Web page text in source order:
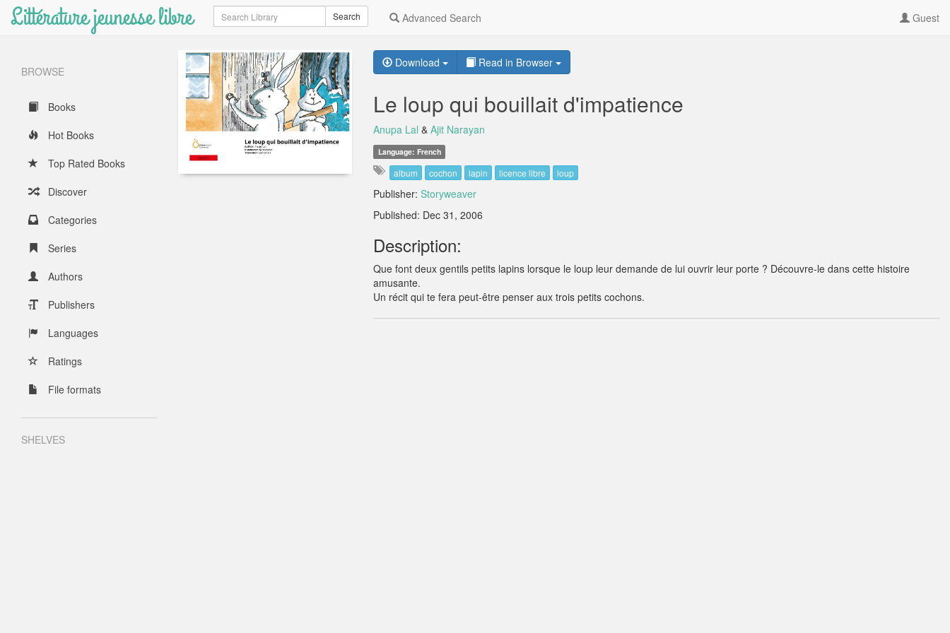
Littérature jeunesse libre Search Search Advanced Search Guest
BROWSE
Books
Hot Books
Top Rated Books
Discover
Categories
Series
Authors
Publishers
Languages
Ratings
File formats
SHELVES
Download Read in Browser
Le loup qui bouillait d'impatience
Anupa Lal &Ajit Narayan
Language: French
album cochon lapin licence libre loup
Publisher:Storyweaver
Published: Dec 31, 2006
Description:
Que font deux gentils petits lapins lorsque le loup leur demande de lui ouvrir leur porte ? Découvre-le dans cette histoire
amusante.
Un récit qui te fera peut-être penser aux trois petits cochons.